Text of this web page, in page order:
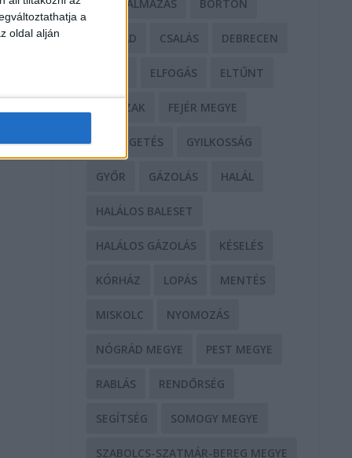
a
oldal alján
BÁNTALMAZÁS BÖRTÖN
CSALÁD CSALÁS DEBRECEN
ELFOGÁS ELTŰNT
ERŐSZAK FEJÉR MEGYE
FENYEGETÉS GYILKOSSÁG
GYŐR GÁZOLÁS HALÁL
HALÁLOS BALESET
HALÁLOS GÁZOLÁS KÉSELÉS
KÓRHÁZ LOPÁS MENTÉS
MISKOLC NYOMOZÁS
NÓGRÁD MEGYE PEST MEGYE
RABLÁS RENDŐRSÉG
SEGÍTSÉG SOMOGY MEGYE
SZABOLCS-SZATMÁR-BEREG MEGYE